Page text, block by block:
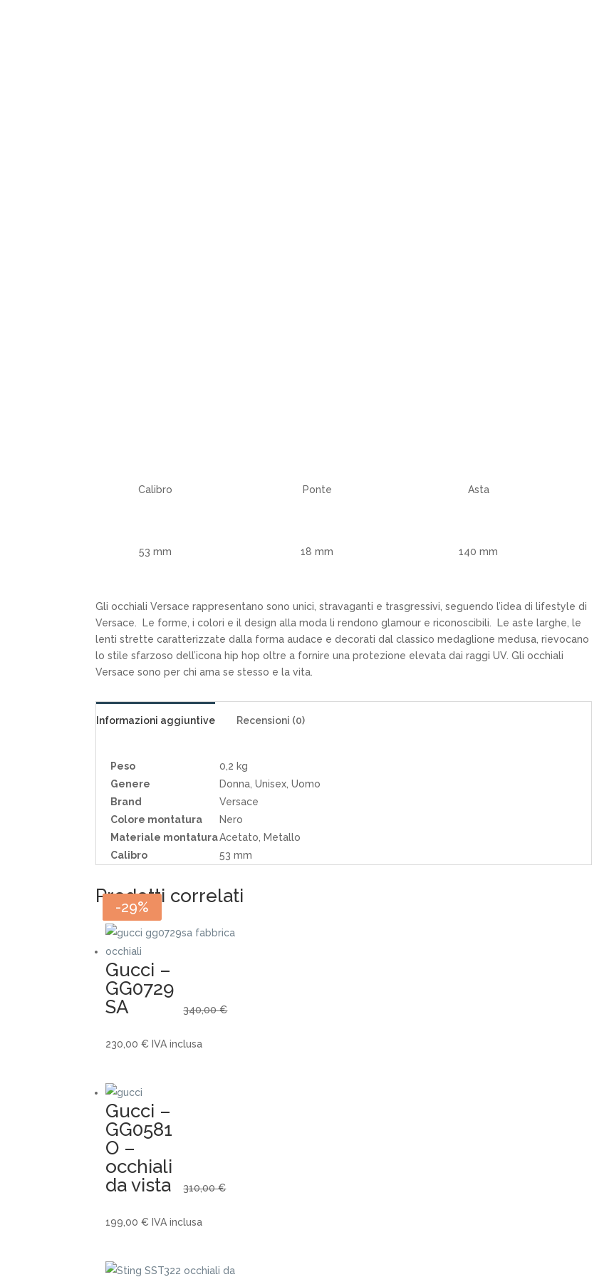
Calibro
53 mm
Ponte
18 mm
Asta
140 mm
Gli occhiali Versace rappresentano sono unici, stravaganti e trasgressivi, seguendo l’idea di lifestyle di
Versace. Le forme, i colori e il design alla moda li rendono glamour e riconoscibili. Le aste larghe, le
lenti strette caratterizzate dalla forma audace e decorati dal classico medaglione medusa, rievocano
lo stile sfarzoso dell’icona hip hop oltre a fornire una protezione elevata dai raggi UV. Gli occhiali
Versace sono per chi ama se stesso e la vita.
Informazioni aggiuntive Recensioni (0)
Peso
0,2 kg
Genere
Donna, Unisex, Uomo
Brand
Versace
Colore montatura
Nero
Materiale montaturaAcetato, Metallo
Calibro
53 mm
Prodotti correlati
-33%
Gucci –
GG0729
SA
340,00€
Il
era:
340,00 €.
230,00€ Il
230,00 €.
IVA inclusa
-36%
Gucci –
GG0581
O –
occhiali
da vista
310,00€
Il199,00€ IlIVA inclusa
-29%